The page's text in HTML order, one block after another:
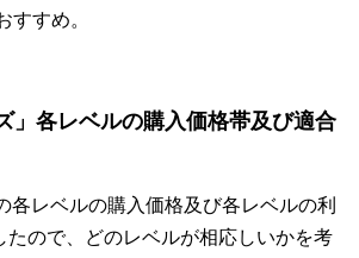
すすめ。
各レベルの購入価格帯及び適合
各レベルの購入価格及び各レベルの利
たので、どのレベルが相応しいかを考